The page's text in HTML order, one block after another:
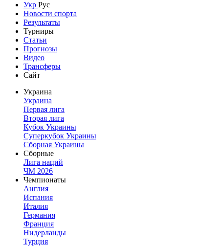
Укр Рус
Новости спорта
Результаты
Турниры
Статьи
Прогнозы
Видео
Трансферы
Сайт
Украина
Украина
Первая лига
Вторая лига
Кубок Украины
Суперкубок Украины
Сборная Украины
Сборные
Лига наций
ЧМ 2026
Чемпионаты
Англия
Испания
Италия
Германия
Франция
Нидерланды
Турция